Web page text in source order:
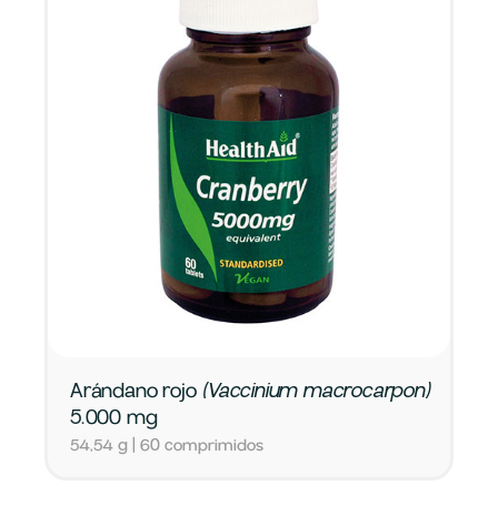
Arándano rojo (Vaccinium macrocarpon)
5.000 mg
54,54 g | 60 comprimidos